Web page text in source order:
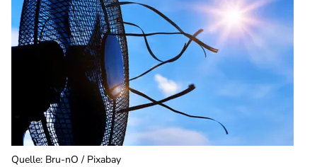
Quelle: Bru-nO / Pixabay